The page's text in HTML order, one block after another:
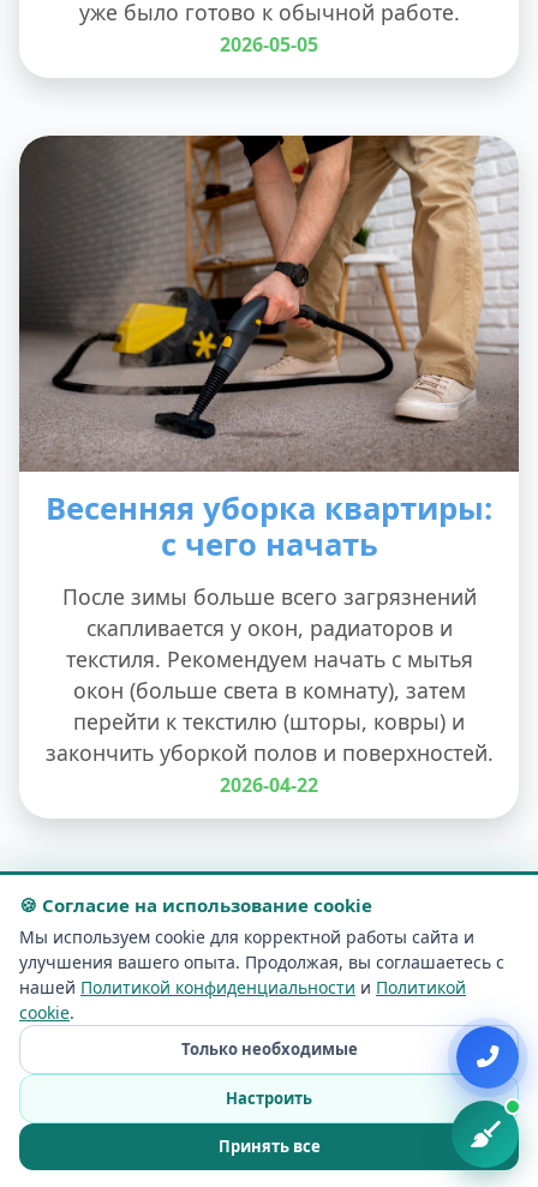
уже было готово к обычной работе.
2026-05-05
Весенняя уборка квартиры:
с чего начать
После зимы больше всего загрязнений
скапливается у окон, радиаторов и
текстиля. Рекомендуем начать с мытья
окон (больше света в комнату), затем
перейти к текстилю (шторы, ковры) и
закончить уборкой полов и поверхностей.
2026-04-22
Заказать уборку в Вильнюсе
🍪 Согласие на использование cookie
Мы используем cookie для корректной работы сайта и
улучшения вашего опыта. Продолжая, вы соглашаетесь с
нашей Политикой конфиденциальности и Политикой
cookie.
Только необходимые
Настроить
Принять все